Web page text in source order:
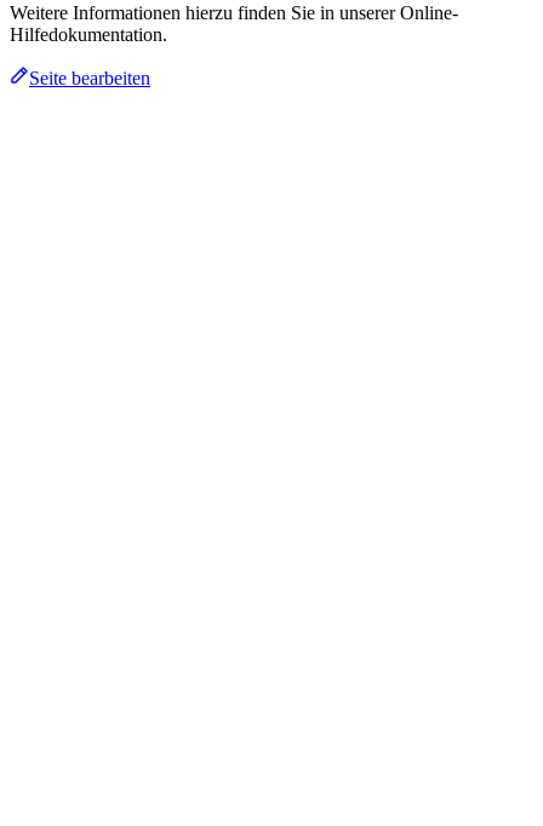
Weitere Informationen hierzu finden Sie in unserer Online-
Hilfedokumentation.
Seite bearbeiten